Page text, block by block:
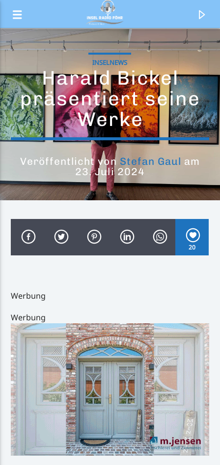
Aktueller Titel
Der Top 20 Countdown
Handystream
INSELNEWS
Harald Bickel
präsentiert seine
Werke
Veröffentlicht von Stefan Gaul am
23. Juli 2024
20
Werbung
Werbung